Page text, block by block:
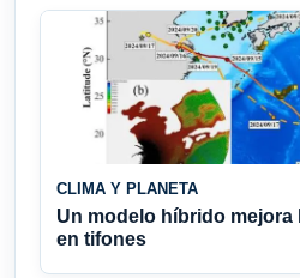
CLIMA Y PLANETA
Un modelo híbrido
en tifones